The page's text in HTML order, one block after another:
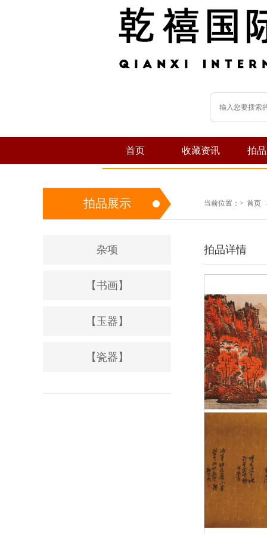
首页 收藏资讯 拍
拍品展示 当前位置： > 首页
杂项
【书画】
【玉器】
【瓷器】
拍品详情